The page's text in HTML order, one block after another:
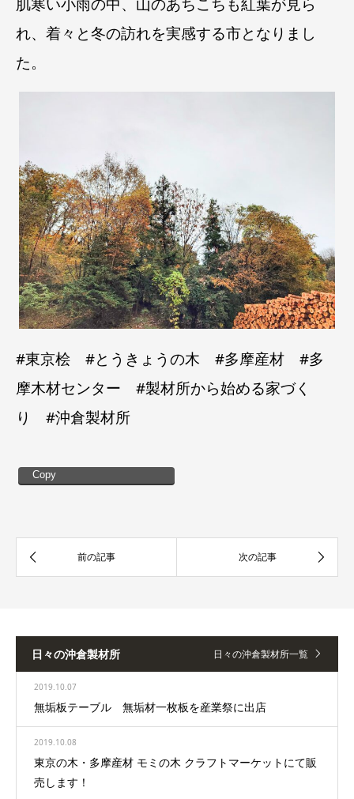
れ、着々と冬の訪れを実感する市となりまし
た。
#東京桧 #とうきょうの木 #多摩産材 #多
摩木材センター #製材所から始める家づく
り #沖倉製材所
Copy
日々の沖倉製材所 日々の沖倉製材所一覧
2019.10.07
無垢板テーブル 無垢材一枚板を産業祭に出店
2019.10.08
東京の木・多摩産材 モミの木 クラフトマーケットにて販
売します！